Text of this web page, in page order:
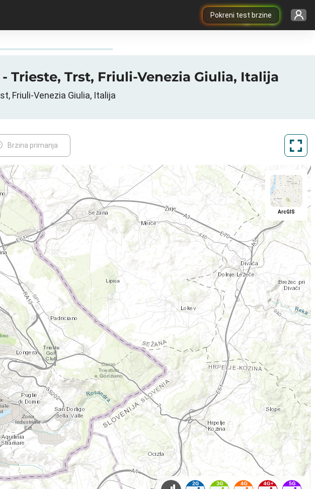
Pokreni test brzine
Trieste, Trst, Friuli-Venezia Giulia, Italija
Friuli-Venezia Giulia, Italija
Brzina primanja
ArcGIS